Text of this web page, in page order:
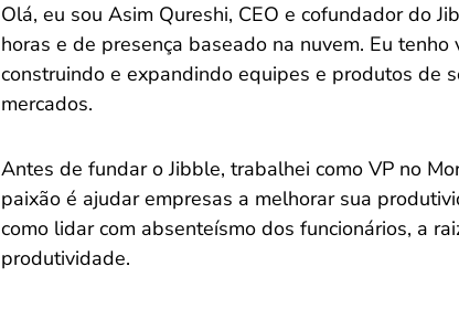
Olá, eu sou Asim Qureshi, CEO e cofundador do
horas e de presença baseado na nuvem. Eu tenho
construindo e expandindo equipes e produtos de
mercados.
Antes de fundar o Jibble, trabalhei como VP no
paixão é ajudar empresas a melhorar sua
como lidar com absenteísmo dos funcionários, a
produtividade.